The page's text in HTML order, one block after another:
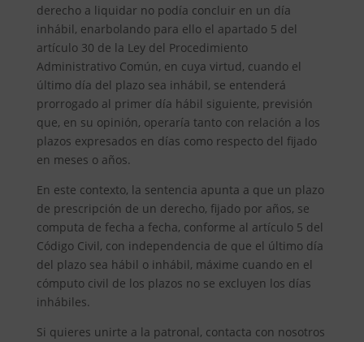
derecho a liquidar no podía concluir en un día
inhábil, enarbolando para ello el apartado 5 del
artículo 30 de la Ley del Procedimiento
Administrativo Común, en cuya virtud, cuando el
último día del plazo sea inhábil, se entenderá
prorrogado al primer día hábil siguiente, previsión
que, en su opinión, operaría tanto con relación a los
plazos expresados en días como respecto del fijado
en meses o años.
En este contexto, la sentencia apunta a que un plazo
de prescripción de un derecho, fijado por años, se
computa de fecha a fecha, conforme al artículo 5 del
Código Civil, con independencia de que el último día
del plazo sea hábil o inhábil, máxime cuando en el
cómputo civil de los plazos no se excluyen los días
inhábiles.
Si quieres unirte a la patronal, contacta con nosotros